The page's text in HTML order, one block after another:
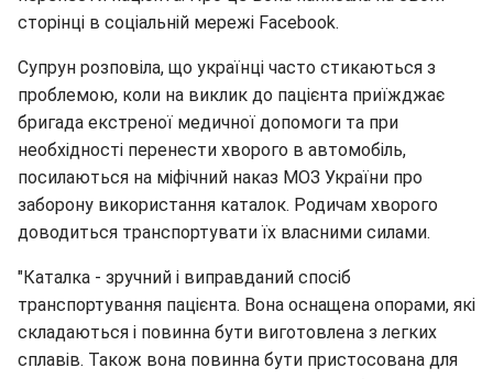
сторінці в соціальній мережі Facebook.
Супрун розповіла, що українці часто стикаються з
проблемою, коли на виклик до пацієнта приїжджає
бригада екстреної медичної допомоги та при
необхідності перенести хворого в автомобіль,
посилаються на міфічний наказ МОЗ України про
заборону використання каталок. Родичам хворого
доводиться транспортувати їх власними силами.
"Каталка - зручний і виправданий спосіб
транспортування пацієнта. Вона оснащена опорами, які
складаються і повинна бути виготовлена з легких
сплавів. Також вона повинна бути пристосована для